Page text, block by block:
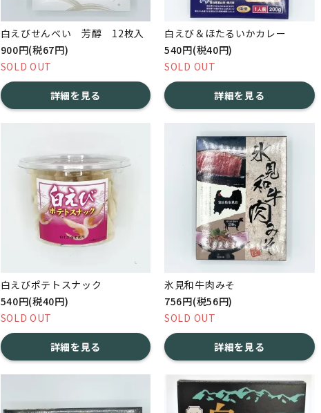
白えびせんべい 芳醇 12枚入
900円(税67円)
SOLD OUT
詳細を見る
白えび＆ほたるいかカレー
540円(税40円)
SOLD OUT
詳細を見る
白えびポテトスナック
540円(税40円)
SOLD OUT
詳細を見る
氷見和牛肉みそ
756円(税56円)
SOLD OUT
詳細を見る